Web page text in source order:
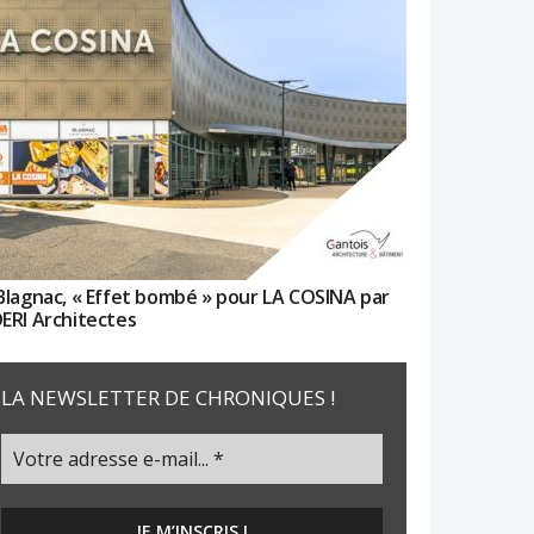
« Effet bombé » pour LA COSINA par
Architectes
LA NEWSLETTER DE CHRONIQUES !